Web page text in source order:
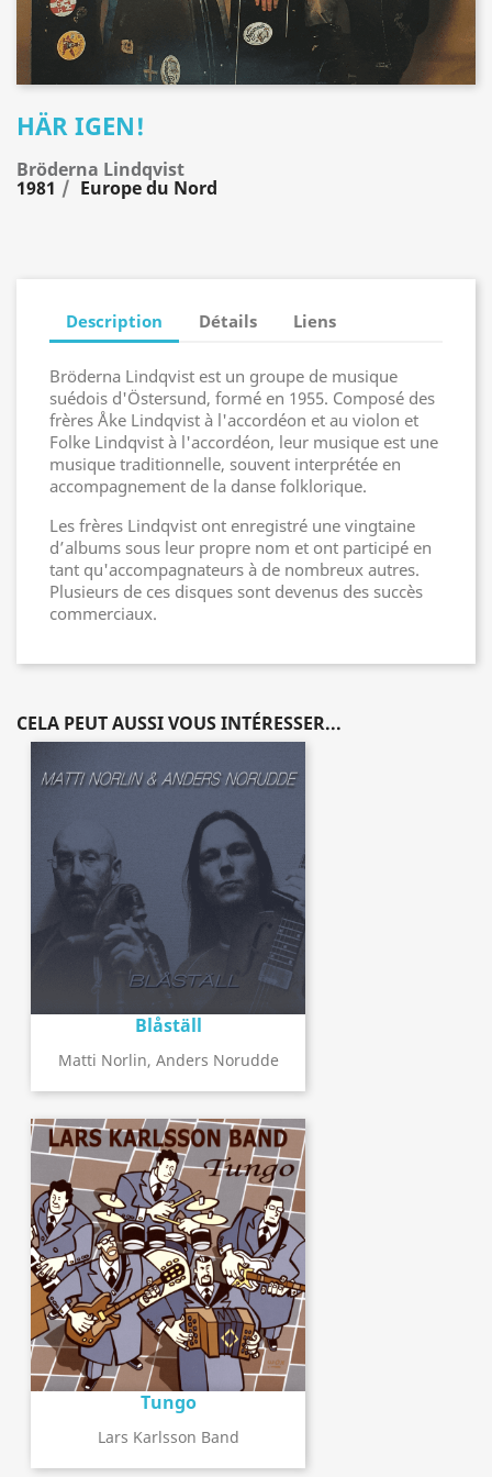
HÄR IGEN!
Bröderna Lindqvist
1981 Europe du Nord
Description Détails Liens
Bröderna Lindqvist est un groupe de musique
suédois d'Östersund, formé en 1955. Composé des
frères Åke Lindqvist à l'accordéon et au violon et
Folke Lindqvist à l'accordéon, leur musique est une
musique traditionnelle, souvent interprétée en
accompagnement de la danse folklorique.
Les frères Lindqvist ont enregistré une vingtaine
d’albums sous leur propre nom et ont participé en
tant qu'accompagnateurs à de nombreux autres.
Plusieurs de ces disques sont devenus des succès
commerciaux.
CELA PEUT AUSSI VOUS INTÉRESSER...
Blåställ
Matti Norlin, Anders Norudde
Tungo
Lars Karlsson Band